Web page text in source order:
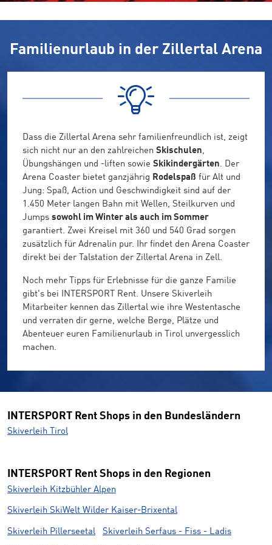
Familienurlaub in der Zillertal Arena
Dass die Zillertal Arena sehr familienfreundlich ist, zeigt
sich nicht nur an den zahlreichen Skischulen,
Übungshängen und -liften sowie Skikindergärten. Der
Arena Coaster bietet ganzjährig Rodelspaß für Alt und
Jung: Spaß, Action und Geschwindigkeit sind auf der
1.450 Meter langen Bahn mit Wellen, Steilkurven und
Jumps sowohl im Winter als auch im Sommer
garantiert. Zwei Kreisel mit 360 und 540 Grad sorgen
zusätzlich für Adrenalin pur. Ihr findet den Arena Coaster
direkt bei der Talstation der Zillertal Arena in Zell.
Noch mehr Tipps für Erlebnisse für die ganze Familie
gibt's bei INTERSPORT Rent. Unsere Skiverleih
Mitarbeiter kennen das Zillertal wie ihre Westentasche
und verraten dir gerne, welche Berge, Plätze und
Abenteuer euren Familienurlaub in Tirol unvergesslich
machen.
INTERSPORT Rent Shops in den Bundesländern
Skiverleih Tirol
INTERSPORT Rent Shops in den Regionen
Skiverleih Kitzbühler Alpen
Skiverleih SkiWelt Wilder Kaiser-Brixental
Skiverleih Pillerseetal Skiverleih Serfaus - Fiss - Ladis